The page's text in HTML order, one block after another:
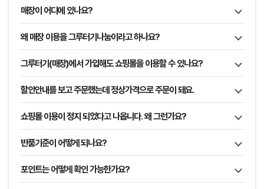
매장이 어디에 있나요?
왜 매장 이용을 그루터기나눔이라고 하나요?
그루터기(매장)에서 가입해도 쇼핑몰을 이용할 수 있나요?
할인안내를 보고 주문했는데 정상가격으로 주문이 돼요.
쇼핑몰 이용이 정지 되었다고 나옵니다. 왜 그런가요?
반품기준이 어떻게 되나요?
포인트는 어떻게 확인 가능한가요?